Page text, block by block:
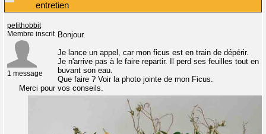
entretien
petithobbit
Membre inscrit
1 message
Bonjour.
Je lance un appel, car mon ficus est en train de dépérir.
Je n'arrive pas à le faire repartir. Il perd ses feuilles tout en
buvant son eau.
Que faire ? Voir la photo jointe de mon Ficus.
Merci pour vos conseils.